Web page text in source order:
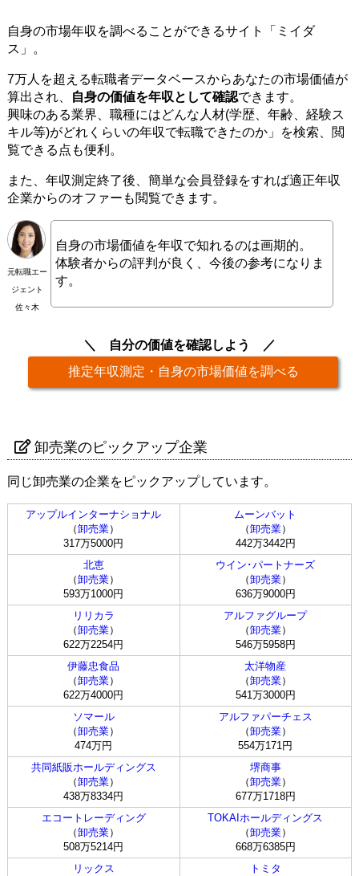
自身の市場年収を調べることができるサイト「ミイダ
ス」。
7万人を超える転職者データベースからあなたの市場価値が
算出され、
自身の価値を年収として確認できます。
興味のある業界、職種にはどんな人材(学歴、年齢、経験ス
キル等)がどれくらいの年収で転職できたのか」を検索、閲
覧できる点も便利。
また、年収測定終了後、簡単な会員登録をすれば適正年収
企業からのオファーも閲覧できます。
元転職エー
ジェント
佐々木
自身の市場価値を年収で知れるのは画期的。
体験者からの評判が良く、今後の参考になりま
す。
自分の価値を確認しよう
推定年収測定・自身の市場価値を調べる
卸売業のピックアップ企業
同じ卸売業の企業をピックアップしています。
アップルインターナショナル
（卸売業）
317万5000円
ムーンバット
（卸売業）
442万3442円
北恵
（卸売業）
593万1000円
ウイン･パートナーズ
（卸売業）
636万9000円
リリカラ
（卸売業）
622万2254円
アルファグループ
（卸売業）
546万5958円
伊藤忠食品
（卸売業）
622万4000円
太洋物産
（卸売業）
541万3000円
ソマール
（卸売業）
474万円
アルファパーチェス
（卸売業）
554万171円
共同紙販ホールディングス
（卸売業）
438万8334円
堺商事
（卸売業）
677万1718円
エコートレーディング
（卸売業）
508万5214円
TOKAIホールディングス
（卸売業）
668万6385円
リックス
トミタ